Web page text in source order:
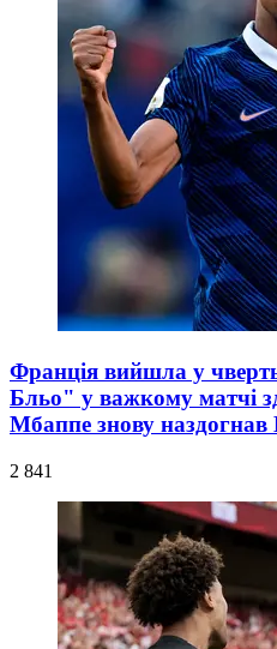
Франція вийшла у
Бльо" у важкому матчі
Мбаппе знову наздогнав
2 841